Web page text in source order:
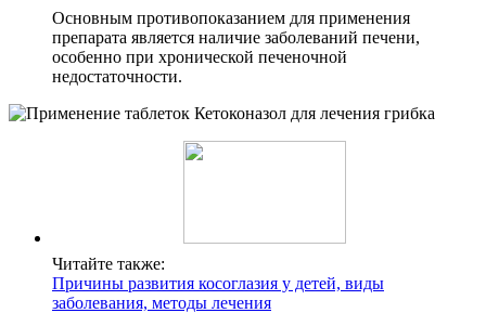
Основным противопоказанием для применения
препарата является наличие заболеваний печени,
особенно при хронической печеночной
недостаточности.
Читайте также:
Причины развития косоглазия у детей, виды
заболевания, методы лечения